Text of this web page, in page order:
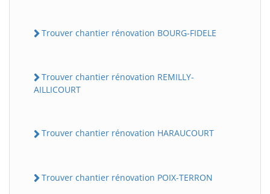
Trouver chantier rénovation BOURG-FIDELE
Trouver chantier rénovation REMILLY-
AILLICOURT
Trouver chantier rénovation HARAUCOURT
Trouver chantier rénovation POIX-TERRON